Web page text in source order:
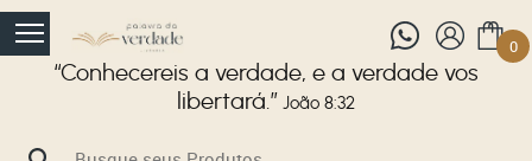
“Conhecereis a verdade, e a verdade vos
libertará.” João 8:32
0